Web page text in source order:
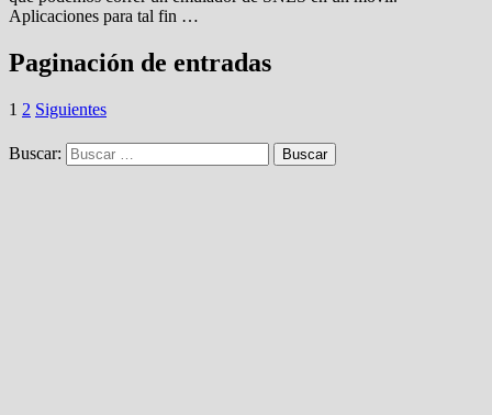
Aplicaciones para tal fin …
Paginación de entradas
1 2 Siguientes
Buscar: